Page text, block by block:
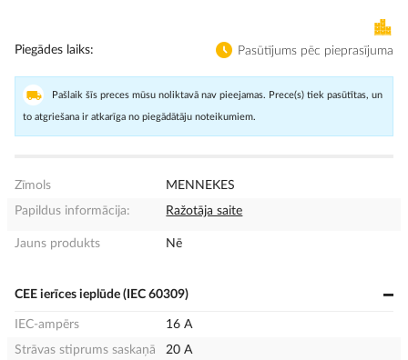
Piegādes laiks Pasūtījums pēc pieprasījuma
Pašlaik šīs preces mūsu noliktavā nav pieejamas. Prece(s) tiek pasūtītas, un
to atgriešana ir atkarīga no piegādātāju noteikumiem.
Zīmols
MENNEKES
Papildus informācija:
Ražotāja saite
Jauns produkts Nē
CEE ierīces ieplūde (IEC 60309)
IEC-ampērs
16 A
Strāvas stiprums saskaņā
20 A